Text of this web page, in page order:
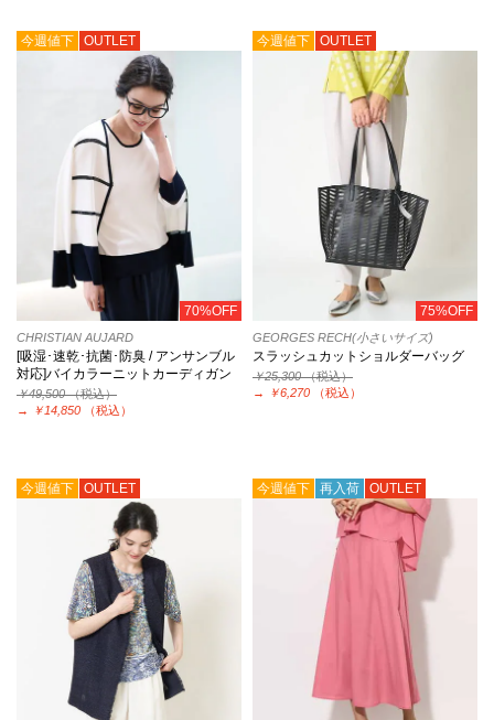
今週値下 OUTLET
70%OFF
CHRISTIAN AUJARD
[吸湿･速乾･抗菌･防臭 / アンサンブル
対応]バイカラーニットカーディガン
￥49,500（税込）
→
￥14,850 （税込）
今週値下 OUTLET
75%OFF
GEORGES RECH(小さいサイズ)
スラッシュカットショルダーバッグ
￥25,300（税込）
→
￥6,270 （税込）
今週値下 OUTLET 今週値下 再入荷 OUTLET